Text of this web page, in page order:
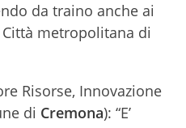
da traino anche ai
metropolitana di
Risorse, Innovazione
di Cremona): “E’